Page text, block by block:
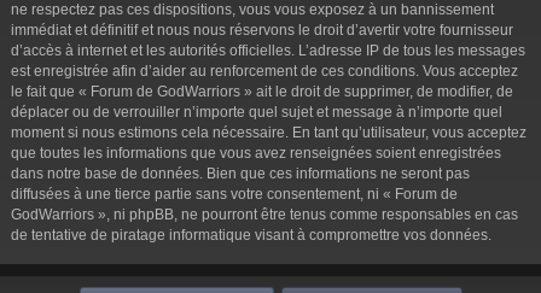
ne respectez pas ces dispositions, vous vous exposez à un bannissement
immédiat et définitif et nous nous réservons le droit d’avertir votre fournisseur
d’accès à internet et les autorités officielles. L’adresse IP de tous les messages
est enregistrée afin d’aider au renforcement de ces conditions. Vous acceptez
le fait que « Forum de GodWarriors » ait le droit de supprimer, de modifier, de
déplacer ou de verrouiller n’importe quel sujet et message à n’importe quel
moment si nous estimons cela nécessaire. En tant qu’utilisateur, vous acceptez
que toutes les informations que vous avez renseignées soient enregistrées
dans notre base de données. Bien que ces informations ne seront pas
diffusées à une tierce partie sans votre consentement, ni « Forum de
GodWarriors », ni phpBB, ne pourront être tenus comme responsables en cas
de tentative de piratage informatique visant à compromettre vos données.